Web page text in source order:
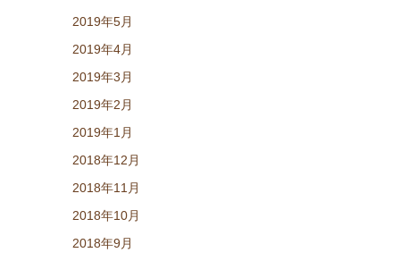
2019年5月
2019年4月
2019年3月
2019年2月
2019年1月
2018年12月
2018年11月
2018年10月
2018年9月